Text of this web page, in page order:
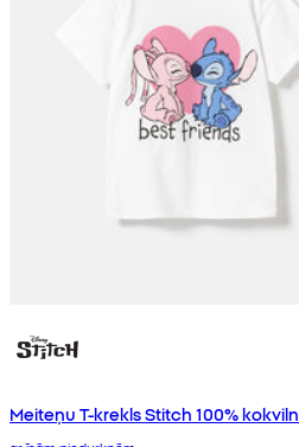
Meiteņu T-krekls Stitch 100%